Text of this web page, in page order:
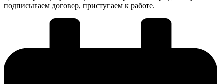
подписываем договор, приступаем к работе.